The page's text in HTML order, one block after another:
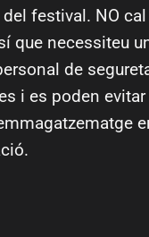
festival. NO
que necessiteu
de
i es poden